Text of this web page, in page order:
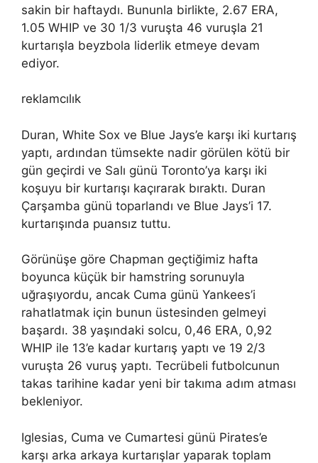
sakin bir haftaydı. Bununla birlikte, 2.67 ERA,
1.05 WHIP ve 30 1/3 vuruşta 46 vuruşla 21
kurtarışla beyzbola liderlik etmeye devam
ediyor.
reklamcılık
Duran, White Sox ve Blue Jays’e karşı iki kurtarış
yaptı, ardından tümsekte nadir görülen kötü bir
gün geçirdi ve Salı günü Toronto’ya karşı iki
koşuyu bir kurtarışı kaçırarak bıraktı. Duran
Çarşamba günü toparlandı ve Blue Jays’i 17.
kurtarışında puansız tuttu.
Görünüşe göre Chapman geçtiğimiz hafta
boyunca küçük bir hamstring sorunuyla
uğraşıyordu, ancak Cuma günü Yankees’i
rahatlatmak için bunun üstesinden gelmeyi
başardı. 38 yaşındaki solcu, 0,46 ERA, 0,92
WHIP ile 13’e kadar kurtarış yaptı ve 19 2/3
vuruşta 26 vuruş yaptı. Tecrübeli futbolcunun
takas tarihine kadar yeni bir takıma adım atması
bekleniyor.
Iglesias, Cuma ve Cumartesi günü Pirates’e
karşı arka arkaya kurtarışlar yaparak toplam